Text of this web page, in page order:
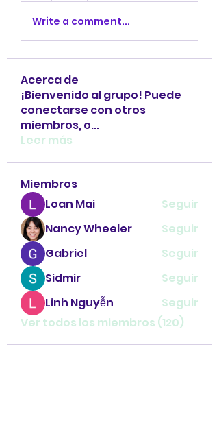
Write a comment...
Acerca de
¡Bienvenido al grupo! Puede
conectarse con otros
miembros, o...
Leer más
Miembros
Loan Mai
Seguir
Nancy Wheeler
Seguir
Gabriel
Seguir
Sidmir
Seguir
Linh Nguyễn
Seguir
Ver todos los miembros (120)